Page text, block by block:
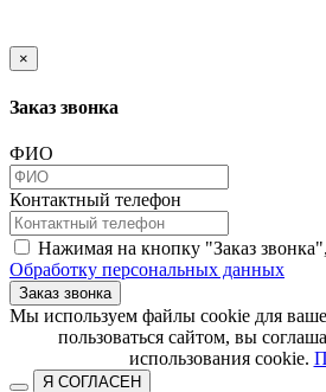
×
Заказ звонка
ФИО
Контактный телефон
Нажимая на кнопку "Заказ
Обработку персональных данных
Заказ звонка
​​​​​​​Мы используем файлы cookie для
пользоваться сайтом, вы
использования cookie.​​​​​​​
Я СОГЛАСЕН